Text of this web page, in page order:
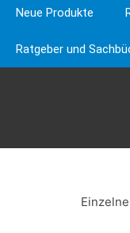
Neue Produkte
Ratgeber und